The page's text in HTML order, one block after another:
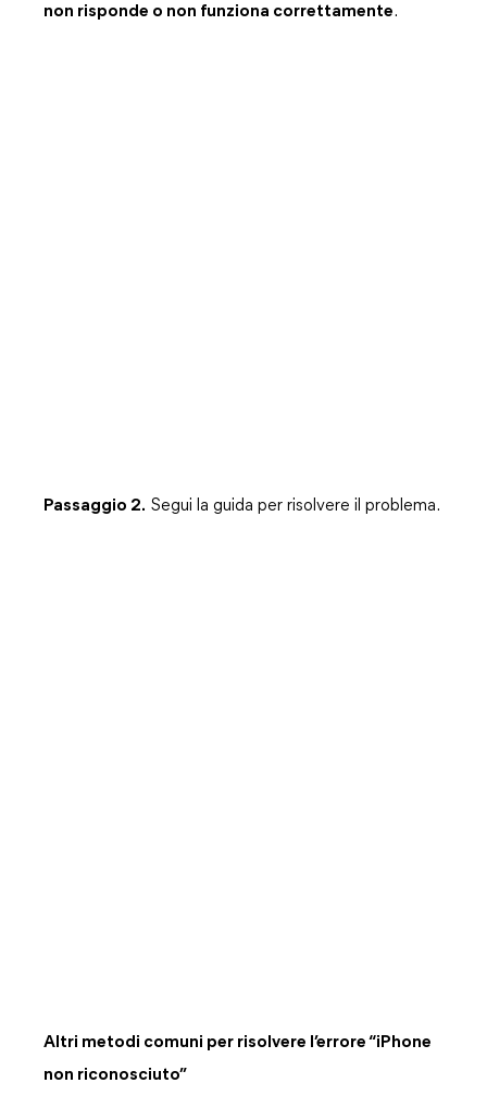
non risponde o non funziona correttamente.
Passaggio 2. Segui la guida per risolvere il problema.
Altri metodi comuni per risolvere l’errore “iPhone
non riconosciuto”